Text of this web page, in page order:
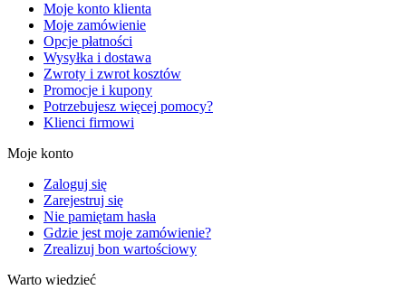
Moje konto klienta
Moje zamówienie
Opcje płatności
Wysyłka i dostawa
Zwroty i zwrot kosztów
Promocje i kupony
Potrzebujesz więcej pomocy?
Klienci firmowi
Moje konto
Zaloguj się
Zarejestruj się
Nie pamiętam hasła
Gdzie jest moje zamówienie?
Zrealizuj bon wartościowy
Warto wiedzieć